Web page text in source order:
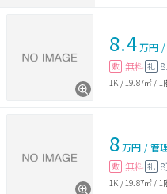
8.4万円
敷 無料 礼
1K / 19.87㎡ / 1
8万円 /管
敷 無料 礼
1K / 19.87㎡ / 1